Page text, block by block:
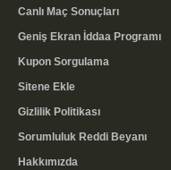
Canlı Maç Sonuçları
Geniş Ekran İddaa Programı
Kupon Sorgulama
Sitene Ekle
Gizlilik Politikası
Sorumluluk Reddi Beyanı
Hakkımızda